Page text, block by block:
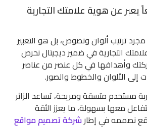
عن هوية علامتك التجارية
ترتيب ألوان ونصوص، بل هو التعبير
التجارية في ضمير ديجيتال نحرص
وأهدافها في كل عنصر من عناصر
إلى الألوان والخطوط والصور.
مستخدم متسقة ومريحة، تساعد الزائر
معها بسهولة، ما يعزز الثقة
نصممه في إطارشركة تصميم مواقع